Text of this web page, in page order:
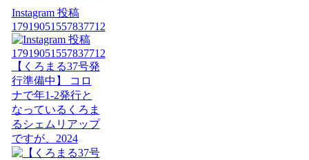
Instagram 投稿
17919051557837712
【くろまる37号発
行準備中】 コロ
ナで年1-2発行と
なっているくろま
るシェムリアップ
ですが、2024